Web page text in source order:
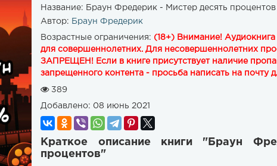
Название: Браун Фредерик - Мистер десять процентов
Автор: Браун Фредерик
Возрастные ограничения: (18+) Внимание!
для совершеннолетних. Для несовершеннолетних
ЗАПРЕЩЕН! Если в книге присутствует наличие
запрещенного контента - просьба написать на почту
389
Добавлено: 08 июнь 2021
Краткое описание книги "Браун
процентов"